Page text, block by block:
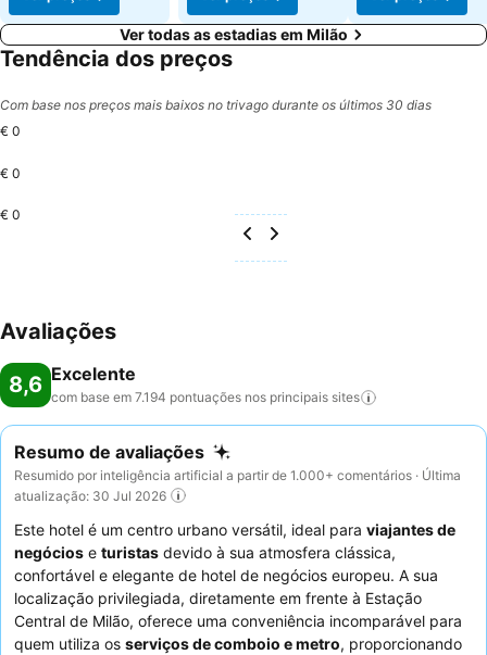
Ver todas as estadias em Milão
Tendência dos preços
Com base nos preços mais baixos no trivago durante os últimos 30 dias
€ 0
€ 0
€ 0
Avaliações
8,6 Excelente
com base em 7.194 pontuações nos principais sites
Resumo de avaliações
Resumido por inteligência artificial a partir de 1.000+ comentários · Última
atualização: 30 Jul 2026
Este hotel é um centro urbano versátil, ideal para viajantes de
negócios e turistas devido à sua atmosfera clássica,
confortável e elegante de hotel de negócios europeu. A sua
localização privilegiada, diretamente em frente à Estação
Central de Milão, oferece uma conveniência incomparável para
quem utiliza os serviços de comboio e metro, proporcionando